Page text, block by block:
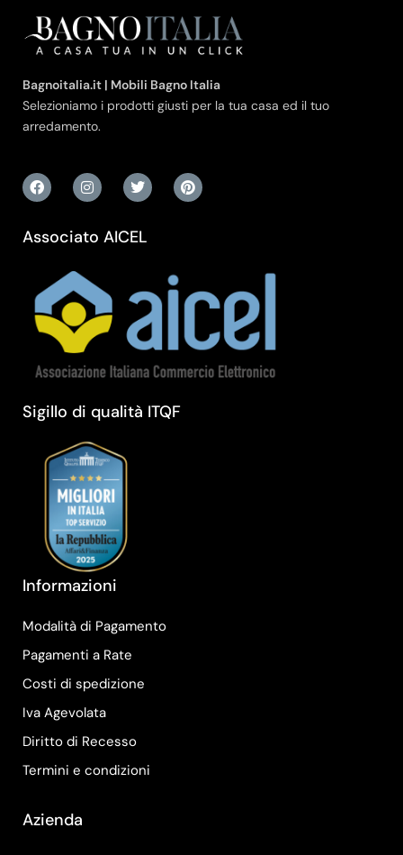
Bagnoitalia.it | Mobili Bagno Italia
Selezioniamo i prodotti giusti per la tua casa ed il tuo
arredamento.
Associato AICEL
Sigillo di qualità ITQF
Informazioni
Modalità di Pagamento
Pagamenti a Rate
Costi di spedizione
Iva Agevolata
Diritto di Recesso
Termini e condizioni
Azienda